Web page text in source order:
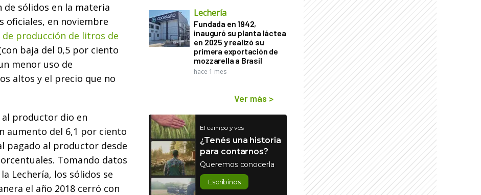
sólidos en la materia
oficiales, en noviembre
de producción de litros de
baja del 0,5 por ciento
menor uso de
altos y el precio que no
al productor dio en
aumento del 6,1 por ciento
pagado al productor desde
Tomando datos
Lechería, los sólidos se
el año 2018 cerró con
Lechería
Fundada en 1942,
inauguró su planta láctea
en 2025 y realizó su
primera exportación de
mozzarella a Brasil
hace 1 mes
Ver más >
El campo y vos
¿Tenés una historia
para contarnos?
Queremos conocerla
Escribinos